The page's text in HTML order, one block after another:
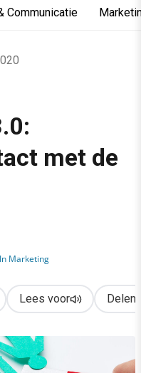
Communicatie
met de klant voorop
met de
Marketing
Lees voor Delen